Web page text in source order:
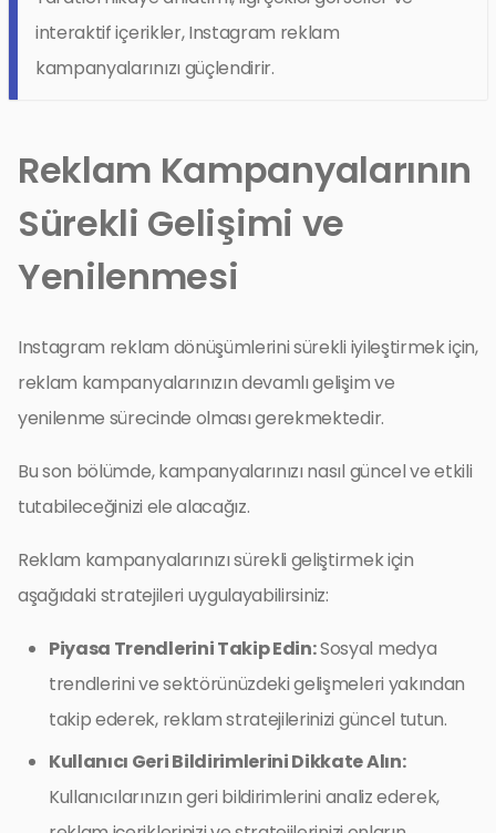
interaktif içerikler, Instagram reklam
kampanyalarınızı güçlendirir.
Reklam Kampanyalarının
Sürekli Gelişimi ve
Yenilenmesi
Instagram reklam dönüşümlerini sürekli iyileştirmek için,
reklam kampanyalarınızın devamlı gelişim ve
yenilenme sürecinde olması gerekmektedir.
Bu son bölümde, kampanyalarınızı nasıl güncel ve etkili
tutabileceğinizi ele alacağız.
Reklam kampanyalarınızı sürekli geliştirmek için
aşağıdaki stratejileri uygulayabilirsiniz:
Piyasa Trendlerini Takip Edin:Sosyal medya
trendlerini ve sektörünüzdeki gelişmeleri yakından
takip ederek, reklam stratejilerinizi güncel tutun.
Kullanıcı Geri Bildirimlerini Dikkate Alın:
Kullanıcılarınızın geri bildirimlerini analiz ederek,